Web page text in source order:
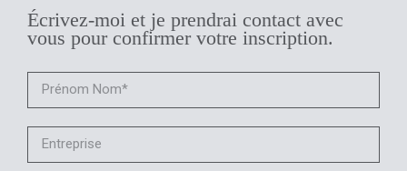
Écrivez-moi et je prendrai contact avec
vous pour confirmer votre inscription.